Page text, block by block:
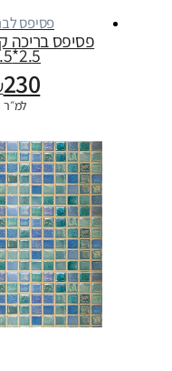
פסיפס
פסיפס בריכה
2.5*2.5
230
למ״ר